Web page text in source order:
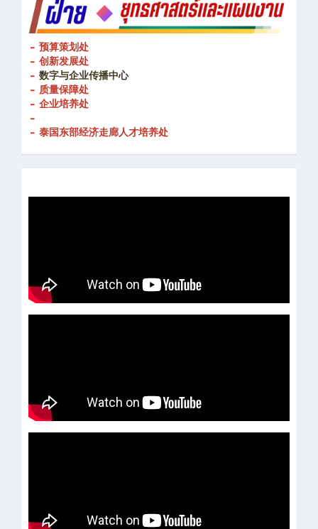
- 预算策划处
- 创新发展处
- 数字与企业传播中心
- 质量保障处
- 企业培养处
-
- 泰国东部经济走廊人才培养处